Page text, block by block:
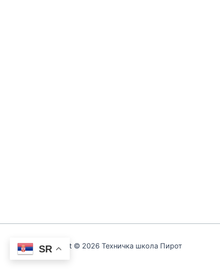
Copyright © 2026 Техничка школа Пирот
SR